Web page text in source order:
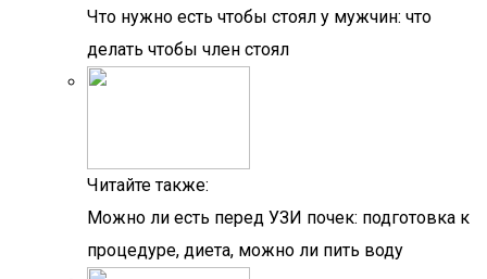
Что нужно есть чтобы стоял у мужчин: что
делать чтобы член стоял
Читайте также:
Можно ли есть перед УЗИ почек: подготовка к
процедуре, диета, можно ли пить воду